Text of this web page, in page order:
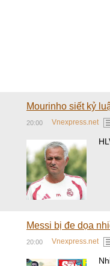
Mourinho siết kỷ
20:00 Vnexpress.net
Messi bị đe dọa
20:00 Vnexpress.net